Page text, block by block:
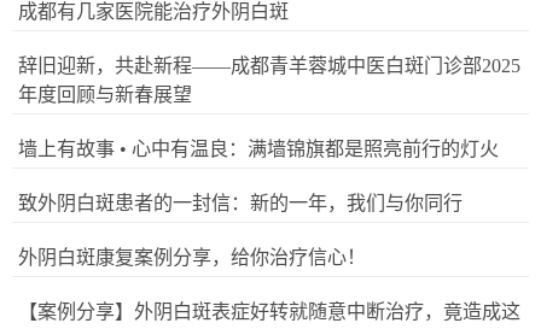
成都有几家医院能治疗外阴白斑
辞旧迎新，共赴新程——成都青羊蓉城中医白斑门诊部2025
年度回顾与新春展望
墙上有故事 • 心中有温良：满墙锦旗都是照亮前行的灯火
致外阴白斑患者的一封信：新的一年，我们与你同行
外阴白斑康复案例分享，给你治疗信心！
【案例分享】外阴白斑表症好转就随意中断治疗，竟造成这